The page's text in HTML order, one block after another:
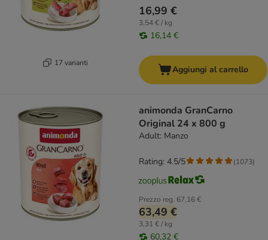
17 varianti
16,99 €
3,54 € / kg
16,14 €
Aggiungi al carrello
animonda GranCarno
Original 24 x 800 g
Adult: Manzo
Prezzo reg. 67,16 €
63,49 €
3,31 € / kg
60,32 €
Rating: 4.5/5 (1073)